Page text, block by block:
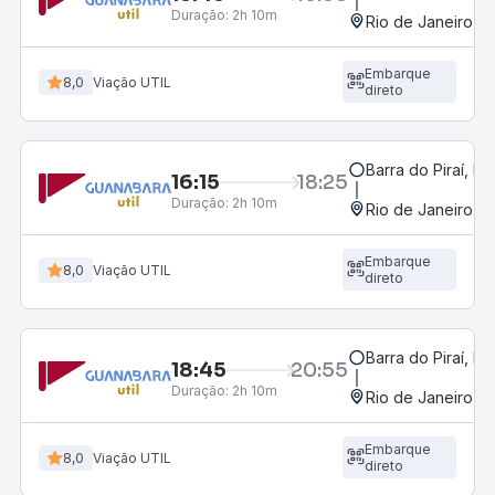
Duração: 2h 10m Rio de Janeiro,
8,0 Viação UTIL
Embarque
direto
16:15 18:25
Duração: 2h 10m
Barra do Piraí,
Rio de Janeiro,
8,0 Viação UTIL
Embarque
direto
18:45 20:55
Duração: 2h 10m
Barra do Piraí,
Rio de Janeiro,
8,0 Viação UTIL
Embarque
direto